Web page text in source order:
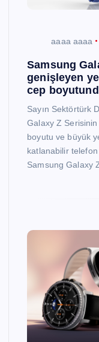
aaaa aaaa
Samsung
genişleyen
cep
Sayın Sektörtürk
Galaxy Z Serisinin
boyutu ve büyük
katlanabilir telefon
Samsung Galaxy